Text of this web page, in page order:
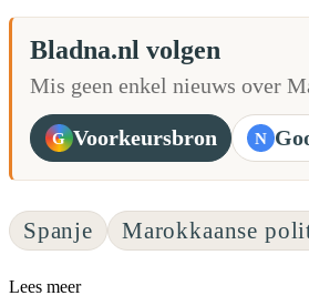
Bladna.nl volgen
Mis geen enkel nieuws over
G Voorkeursbron N
Spanje Marokkaanse
Lees meer